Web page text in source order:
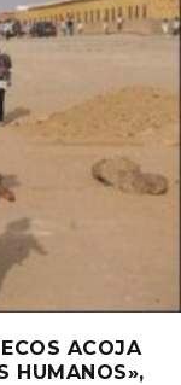
ACOJA
HUMANOS»,